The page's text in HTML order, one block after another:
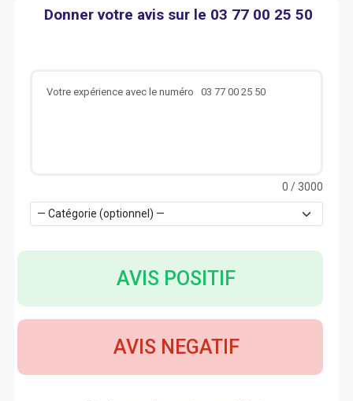
Donner votre avis sur le 03 77 00 25 50
0 / 3000
AVIS POSITIF
AVIS NEGATIF